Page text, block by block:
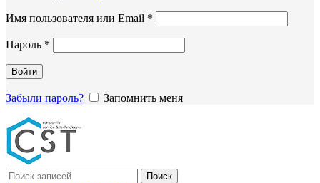
Имя пользователя или Email *
Пароль *
Войти
Забыли пароль? Запомнить меня
Поиск